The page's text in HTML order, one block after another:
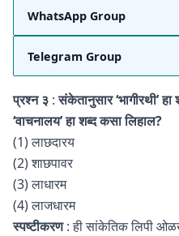
WhatsApp Group
Telegram Group
प्रश्न ३ :संकेतानुसार ‘भागीरथी’
‘वाचनालय’ हा शब्द कसा लिहाल?
(1) लाछदारय
(2) शाछपावर
(3) लाधारम
(4) लाजधारम
स्पष्टीकरण: ही सांकेतिक लिपी